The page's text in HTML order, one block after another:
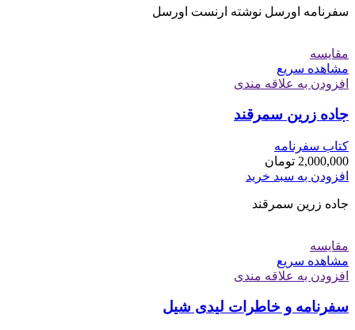
سفرنامه اورسل نوشته ارنست اورسل
مقایسه
مشاهده سریع
افزودن به علاقه مندی
جاده زرین سمرقند
کتاب سفرنامه
2,000,000 تومان
افزودن به سبد خرید
جاده زرین سمرقند
مقایسه
مشاهده سریع
افزودن به علاقه مندی
سفرنامه و خاطرات لیدی شیل